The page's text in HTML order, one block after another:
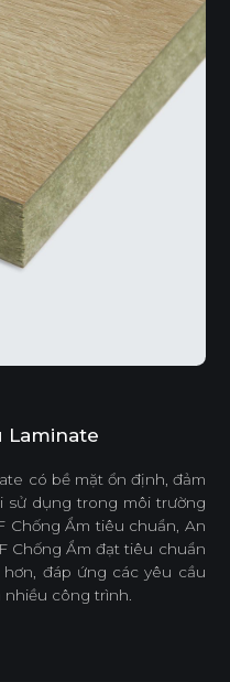
Laminate
có bề mặt ổn định, đảm
sử dụng trong môi trường
Chống Ẩm tiêu chuẩn, An
Chống Ẩm đạt tiêu chuẩn
đáp ứng các yêu cầu
công trình.